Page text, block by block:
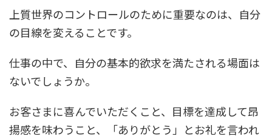
上質世界のコントロールのために重要なのは、自分
の目線を変えることです。
仕事の中で、自分の基本的欲求を満たされる場面は
ないでしょうか。
お客さまに喜んでいただくこと、目標を達成して昂
揚感を味わうこと、「ありがとう」とお礼を言われ